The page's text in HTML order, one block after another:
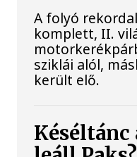
A folyó
komplett, II.
sziklái alól,
került elő.